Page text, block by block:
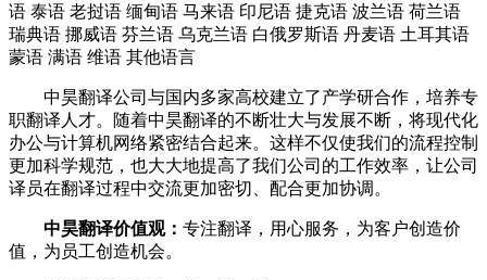
语 泰语 老挝语 缅甸语 马来语 印尼语 捷克语 波兰语 荷兰语
瑞典语 挪威语 芬兰语 乌克兰语 白俄罗斯语 丹麦语 土耳其语
蒙语 满语 维语 其他语言
中昊翻译公司与国内多家高校建立了产学研合作，培养专
职翻译人才。随着中昊翻译的不断壮大与发展不断，将现代化
办公与计算机网络紧密结合起来。这样不仅使我们的流程控制
更加科学规范，也大大地提高了我们公司的工作效率，让公司
译员在翻译过程中交流更加密切、配合更加协调。
中昊翻译价值观： 专注翻译，用心服务，为客户创造价
值，为员工创造机会。